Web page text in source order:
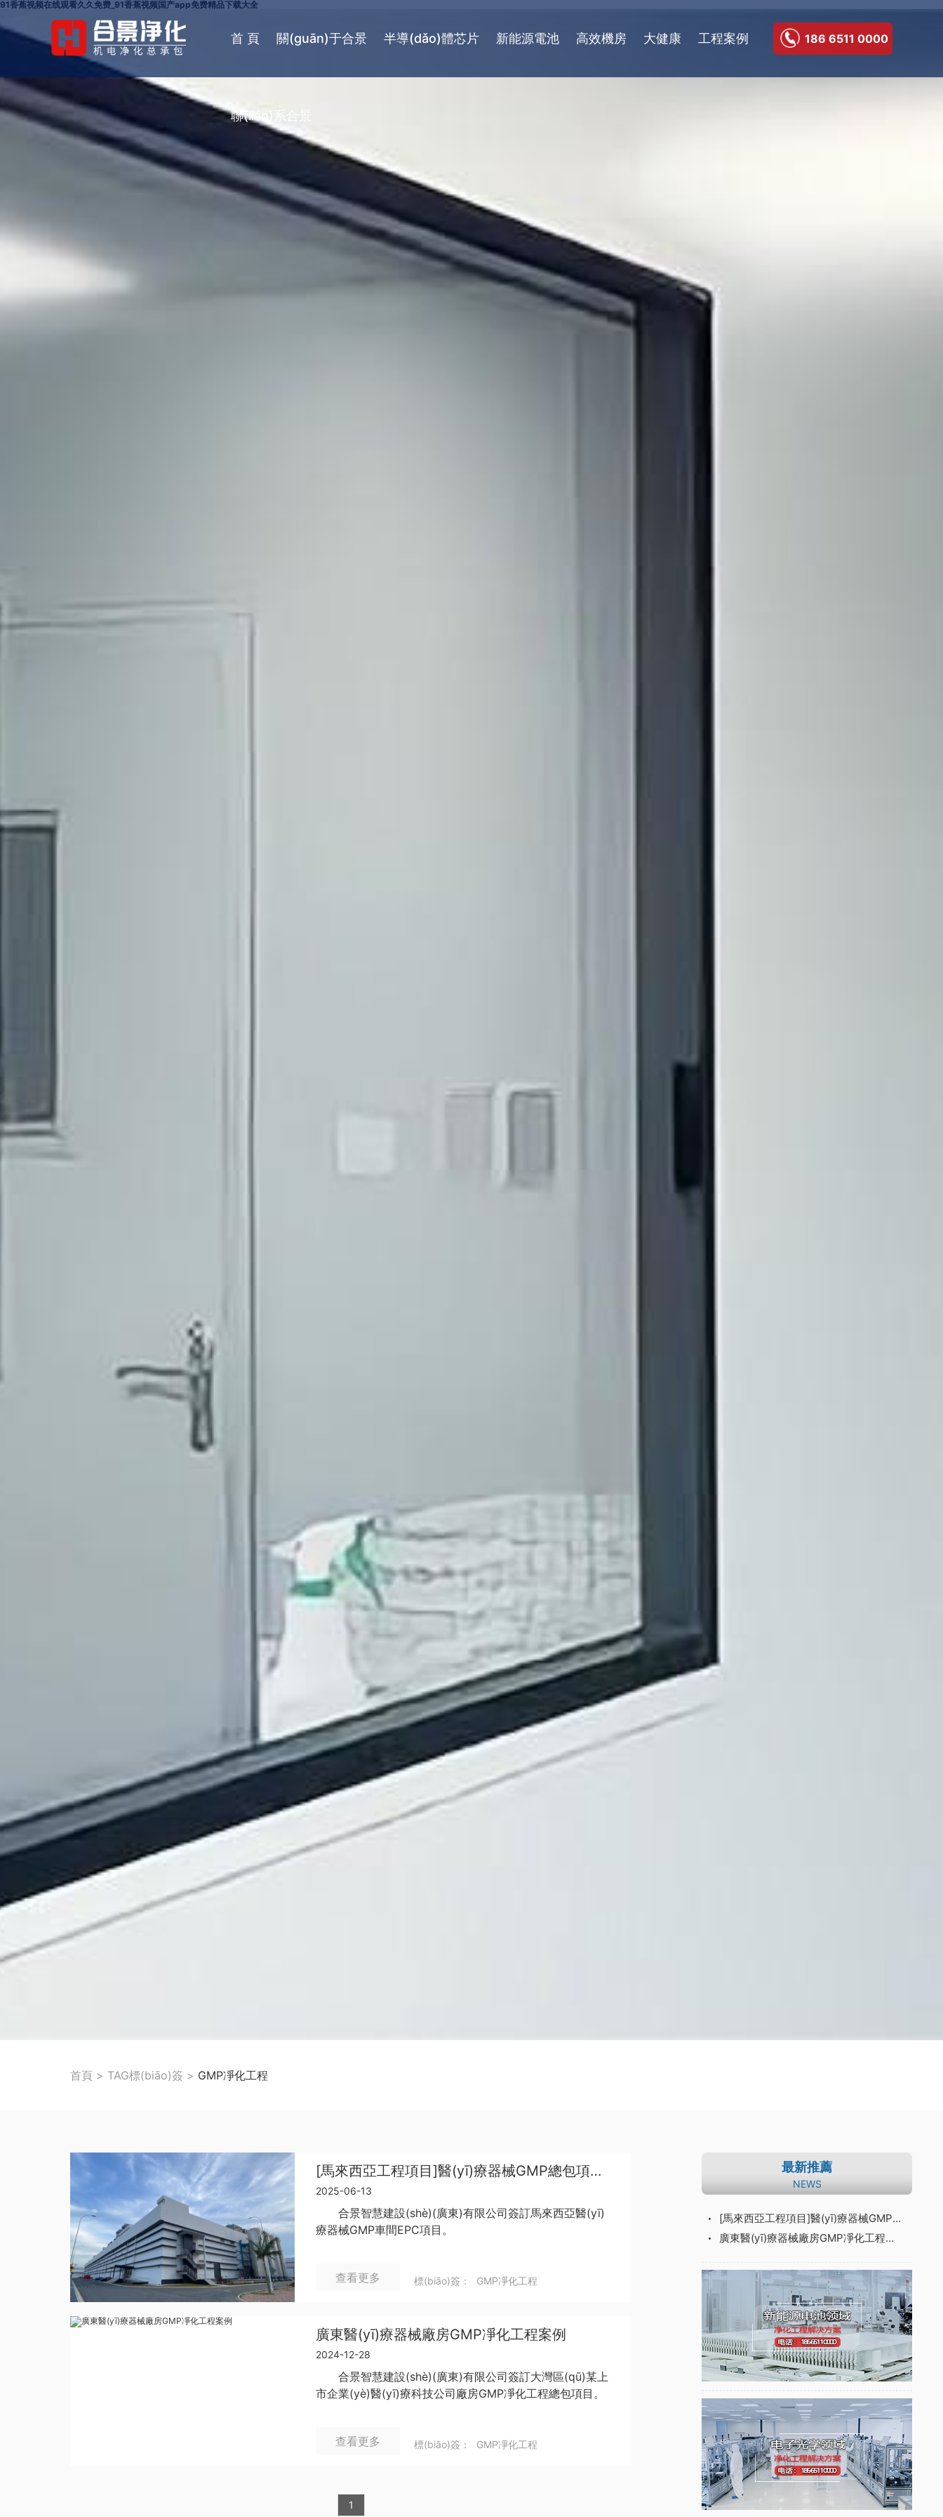
91香蕉视频在线观看久久免费_91香蕉视频国产app免费精品下载大全
首 頁 關(guān)于合景 半導(dǎo)體芯片 新能源電池 高效機房 大健康 工程案例
聯(lián)系合景
186 6511 0000
首頁 > TAG標(biāo)簽 > GMP凈化工程
[馬來西亞工程項目]醫(yī)療器械GMP總包項目案例
2025-06-13
合景智慧建設(shè)(廣東)有限公司簽訂馬來西亞醫(yī)
療器械GMP車間EPC項目。
查看更多 標(biāo)簽： GMP凈化工程
廣東醫(yī)療器械廠房GMP凈化工程案例
2024-12-28
合景智慧建設(shè)(廣東)有限公司簽訂大灣區(qū)某上
市企業(yè)醫(yī)療科技公司廠房GMP凈化工程總包項目。
查看更多 標(biāo)簽： GMP凈化工程
1
最新推薦
NEWS
[馬來西亞工程項目]醫(yī)療器械GMP總包項目案例
廣東醫(yī)療器械廠房GMP凈化工程案例